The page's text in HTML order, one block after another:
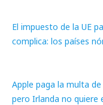
El impuesto de la UE
complica: los países
Apple paga la multa
pero Irlanda no quiere